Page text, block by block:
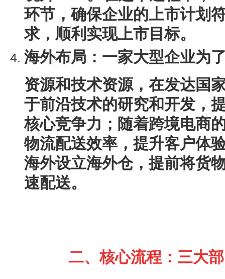
环节，确保企业的上市计划
求，顺利实现上市目标。
海外布局 ：一家大型企业为
资源和技术资源，在发达国
于前沿技术的研究和开发，
核心竞争力；随着跨境电商
物流配送效率，提升客户体
海外设立海外仓，提前将货
速配送。
二、核心流程：三大